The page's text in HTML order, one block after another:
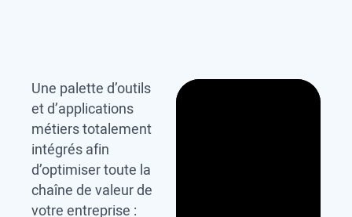
Une palette d’outils
et d’applications
métiers totalement
intégrés afin
d’optimiser toute la
chaîne de valeur de
votre entreprise :